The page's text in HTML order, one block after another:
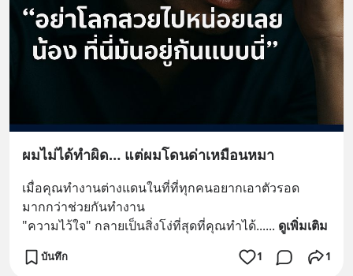
ผมไม่ได้ทำผิด… แต่ผมโดนด่าเหมือนหมา
เมื่อคุณทำงานต่างแดนในที่ที่ทุกคนอยากเอาตัวรอด
มากกว่าช่วยกันทำงาน
"ความไว้ใจ" กลายเป็นสิ่งโง่ที่สุดที่คุณทำได้...... ดูเพิ่มเติม
บันทึก 1 1